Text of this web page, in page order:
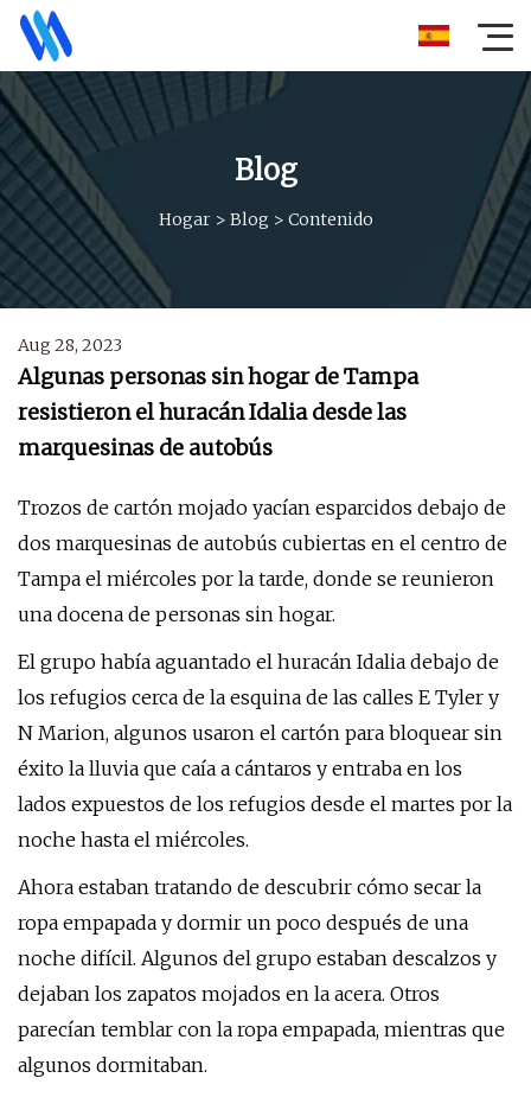
Blog
Hogar> Blog > Contenido
Aug 28, 2023
Algunas personas sin hogar de Tampa
resistieron el huracán Idalia desde las
marquesinas de autobús
Trozos de cartón mojado yacían esparcidos debajo de
dos marquesinas de autobús cubiertas en el centro de
Tampa el miércoles por la tarde, donde se reunieron
una docena de personas sin hogar.
El grupo había aguantado el huracán Idalia debajo de
los refugios cerca de la esquina de las calles E Tyler y
N Marion, algunos usaron el cartón para bloquear sin
éxito la lluvia que caía a cántaros y entraba en los
lados expuestos de los refugios desde el martes por la
noche hasta el miércoles.
Ahora estaban tratando de descubrir cómo secar la
ropa empapada y dormir un poco después de una
noche difícil. Algunos del grupo estaban descalzos y
dejaban los zapatos mojados en la acera. Otros
parecían temblar con la ropa empapada, mientras que
algunos dormitaban.